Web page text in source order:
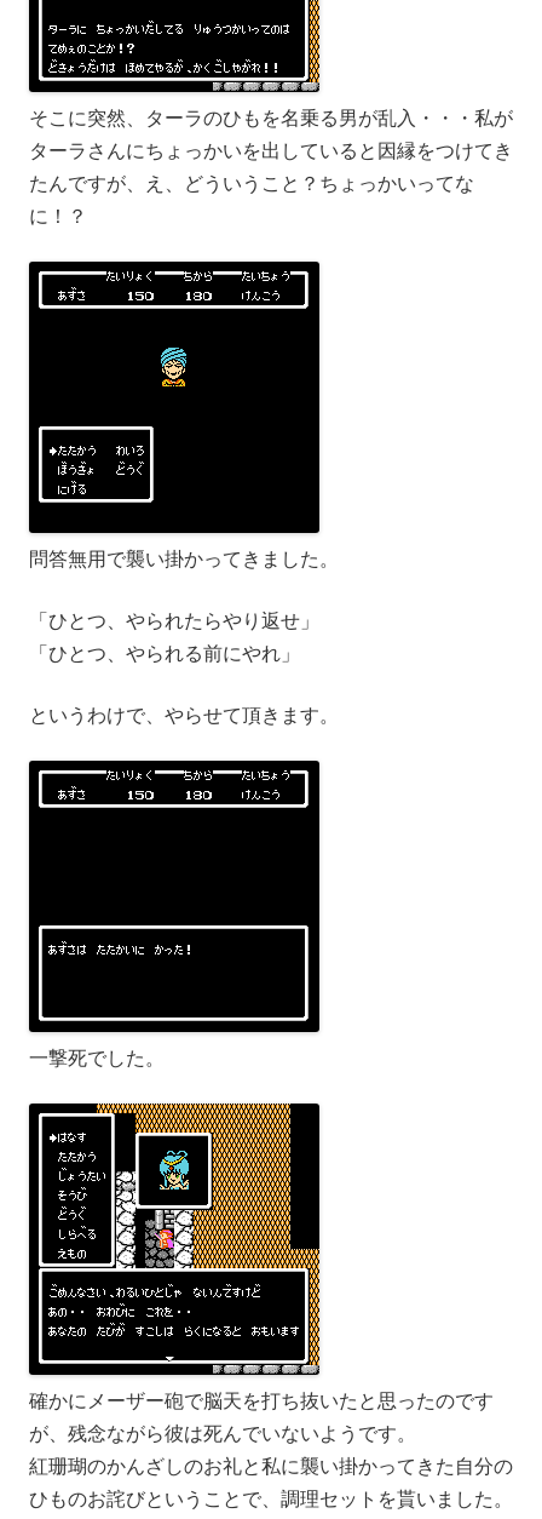
そこに突然、ターラのひもを名乗る男が乱入・・・私が
ターラさんにちょっかいを出していると因縁をつけてき
たんですが、え、どういうこと？ちょっかいってな
に！？
問答無用で襲い掛かってきました。
「ひとつ、やられたらやり返せ」
「ひとつ、やられる前にやれ」
というわけで、やらせて頂きます。
一撃死でした。
確かにメーザー砲で脳天を打ち抜いたと思ったのです
が、残念ながら彼は死んでいないようです。
紅珊瑚のかんざしのお礼と私に襲い掛かってきた自分の
ひものお詫びということで、調理セットを貰いました。